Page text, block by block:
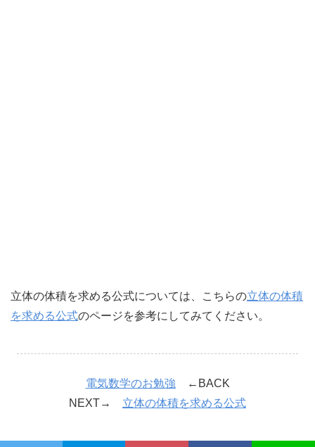
立体の体積を求める公式については、こちらの立体の体積
を求める公式のページを参考にしてみてください。
電気数学のお勉強 ←BACK
NEXT→ 立体の体積を求める公式